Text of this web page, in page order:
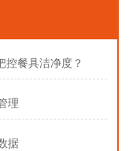
控餐具洁净度？
理
据